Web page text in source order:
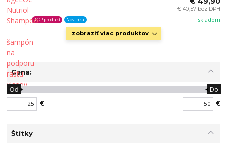
skladom
TOP produkt Novinka
€ 40,57 bez DPH
zobraziť viac produktov
Cena:
€
Od Do
€
Štítky